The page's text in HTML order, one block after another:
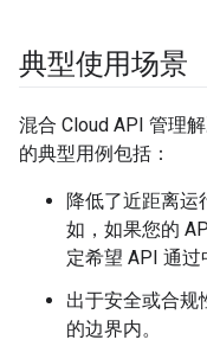
典型使用场景
混合 Cloud API 管理
的典型用例包括：
降低了近距离运
如，如果您的
定希望 API 通过
出于安全或合规
的边界内。